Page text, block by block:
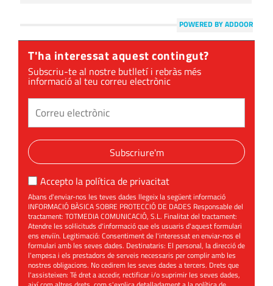
POWERED BY ADDOOR
T'ha interessat aquest contingut?
Subscriu-te al nostre butlletí i rebràs més
informació al teu correu electrònic
Subscriure'm
Accepto la política de privacitat
Abans d'enviar-nos les teves dades llegeix la següent informació
INFORMACIÓ BÀSICA SOBRE PROTECCIÓ DE DADES Responsable del
tractament: TOTMEDIA COMUNICACIÓ, S.L. Finalitat del tractament:
Atendre les sol·licituds d'informació que els usuaris d'aquest formulari
ens enviïn. Legitimació: Consentiment de l'interessat en enviar-nos el
formulari amb les seves dades. Destinataris: El personal, la direcció de
l'empesa i els prestadors de serveis necessaris per complir amb les
nostres obligacions. No cedirem les seves dades a tercers. Drets que
l'assisteixen: Té dret a accedir, rectificar i/o suprimir les seves dades,